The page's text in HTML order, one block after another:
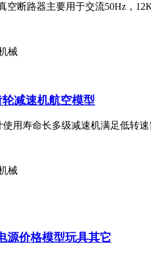
空断路器主要用于交流50Hz，
械
减速机航空模型
用寿命长多级减速机满足低转
械
源价格模型玩具其它